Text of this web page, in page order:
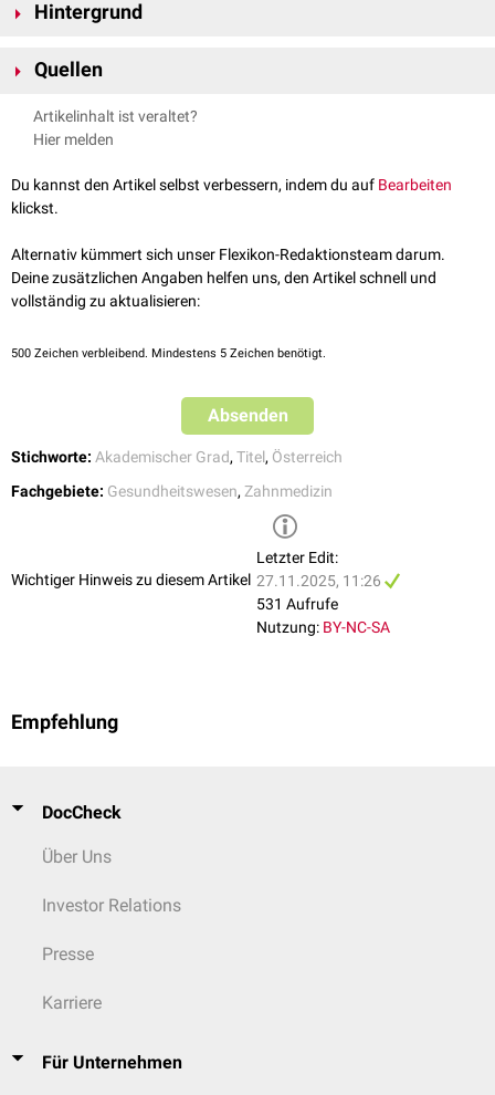
Hintergrund
dent. et scient. med. war, dass Absolventinnen und Absolventen nach
sogenanntesBerufsdoktorat
Doktoratsstudium der Angewandten Medizinischen Wissenschaft
Seit 2007 werden die akademischen Grade unabhängig voneinander
erteilt. Wer also beiden Studiengänge absolviert hat, trägt beide Titel
Quellen
Medizinische Universität Wien;
Medizinischen Wissenschaft UN790;
Artikelinhalt ist veraltet?
Hier melden
Du kannst den Artikel selbst verbessern, indem du auf Bearbeiten
klickst.
Alternativ kümmert sich unser Flexikon-Redaktionsteam darum.
Deine zusätzlichen Angaben helfen uns, den Artikel schnell und
vollständig zu aktualisieren:
500 Zeichen verbleibend. Mindestens 5 Zeichen benötigt.
Absenden
Stichworte: Akademischer Grad, Titel, Österreich
Fachgebiete: Gesundheitswesen, Zahnmedizin
Wichtiger Hinweis zu diesem Artikel
Letzter Edit:
27.11.2025, 11:26
531 Aufrufe
Nutzung: BY-NC-SA
Empfehlung
DocCheck
Über Uns
Investor Relations
Presse
Karriere
Für Unternehmen